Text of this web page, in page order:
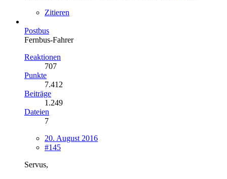
Zitieren
Postbus
Fernbus-Fahrer
Reaktionen
707
Punkte
7.412
Beiträge
1.249
Dateien
7
20. August 2016
#145
Servus,